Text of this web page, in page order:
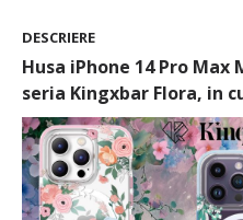
DESCRIERE
Husa iPhone 14 Pro
seria Kingxbar Flora, in